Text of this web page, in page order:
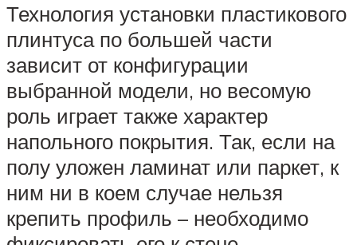
Технология установки пластикового
плинтуса по большей части
зависит от конфигурации
выбранной модели, но весомую
роль играет также характер
напольного покрытия. Так, если на
полу уложен ламинат или паркет, к
ним ни в коем случае нельзя
крепить профиль – необходимо